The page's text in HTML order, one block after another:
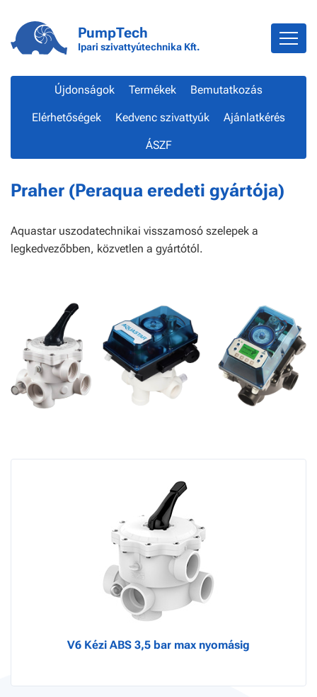
PumpTech
Ipari szivattyútechnika Kft.
Újdonságok Termékek Bemutatkozás
Elérhetőségek Kedvenc szivattyúk Ajánlatkérés
ÁSZF
Praher (Peraqua eredeti gyártója)
Aquastar uszodatechnikai visszamosó szelepek a
legkedvezőbben, közvetlen a gyártótól.
V6 Kézi ABS 3,5 bar max nyomásig